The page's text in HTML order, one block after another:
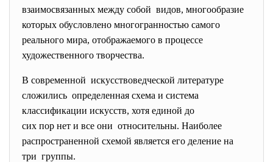
взаимосвязанных между собой видов, многообразие
которых обусловлено многогранностью самого
реального мира, отображаемого в процессе
художественного творчества.
В современной искусствоведческой литературе
сложились определенная схема и система
классификации искусств, хотя единой до
сих пор нет и все они относительны. Наиболее
распространенной схемой является его деление на
три группы.